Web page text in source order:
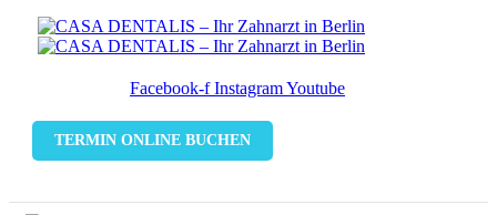
Facebook-f InstagramYoutube
TERMIN ONLINE BUCHEN